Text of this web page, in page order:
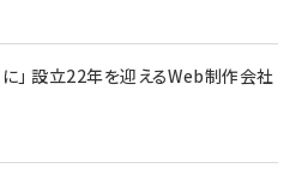
」 設立22年を迎えるWeb制作会社